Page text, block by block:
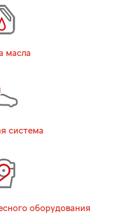
масла
система
оборудования